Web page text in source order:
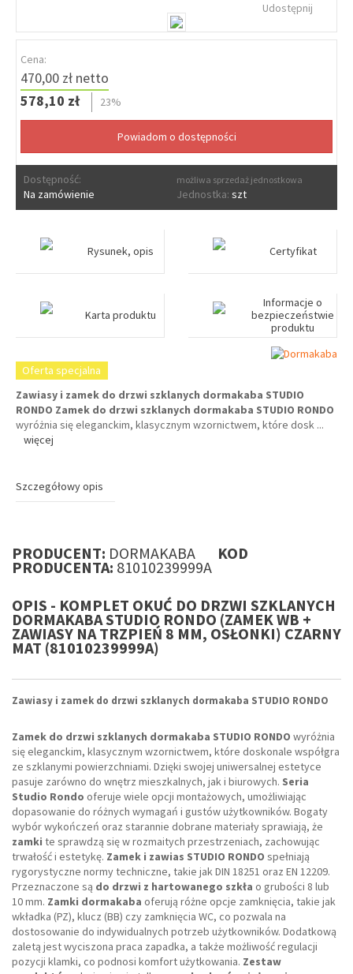
Udostępnij
Cena:
470,00 zł netto
578,10 zł
23%
Dostępność:
Na zamówienie
możliwa sprzedaż jednostkowa
Jednostka: szt
Rysunek, opis Certyfikat
Karta produktu
Informacje o
bezpieczeństwie
produktu
Oferta specjalna
Zawiasy i zamek do drzwi szklanych dormakaba STUDIO
RONDO Zamek do drzwi szklanych dormakaba STUDIO RONDO
wyróżnia się eleganckim, klasycznym wzornictwem, które dosk ...
więcej
Szczegółowy opis
PRODUCENT: DORMAKABA KOD
PRODUCENTA: 81010239999A
OPIS - KOMPLET OKUĆ DO DRZWI SZKLANYCH
DORMAKABA STUDIO RONDO (ZAMEK WB +
ZAWIASY NA TRZPIEŃ 8 MM, OSŁONKI) CZARNY
MAT (81010239999A)
Zawiasy i zamek do drzwi szklanych dormakaba STUDIO RONDO
Zamek do drzwi szklanych dormakaba STUDIO RONDO wyróżnia
się eleganckim, klasycznym wzornictwem, które doskonale współgra
ze szklanymi powierzchniami. Dzięki swojej uniwersalnej estetyce
pasuje zarówno do wnętrz mieszkalnych, jak i biurowych. Seria
Studio Rondo oferuje wiele opcji montażowych, umożliwiając
dopasowanie do różnych wymagań i gustów użytkowników. Bogaty
wybór wykończeń oraz starannie dobrane materiały sprawiają, że
zamki te sprawdzą się w rozmaitych przestrzeniach, zachowując
trwałość i estetykę. Zamek i zawias STUDIO RONDO spełniają
rygorystyczne normy techniczne, takie jak DIN 18251 oraz EN 12209.
Przeznaczone są do drzwi z hartowanego szkła o grubości 8 lub
10 mm. Zamki dormakaba oferują różne opcje zamknięcia, takie jak
wkładka (PZ), klucz (BB) czy zamknięcia WC, co pozwala na
dostosowanie do indywidualnych potrzeb użytkowników. Dodatkową
zaletą jest wyciszona praca zapadka, a także możliwość regulacji
pozycji klamki, co podnosi komfort użytkowania. Zestaw